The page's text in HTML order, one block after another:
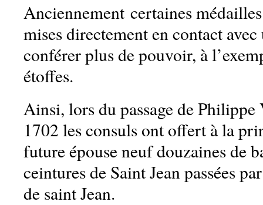
Anciennement certaines
mises directement en contact
conférer plus de pouvoir, à
étoffes.
Ainsi, lors du passage de Philippe
1702 les consuls ont offert à la
future épouse neuf douzaines de
ceintures de Saint Jean passées
de saint Jean.